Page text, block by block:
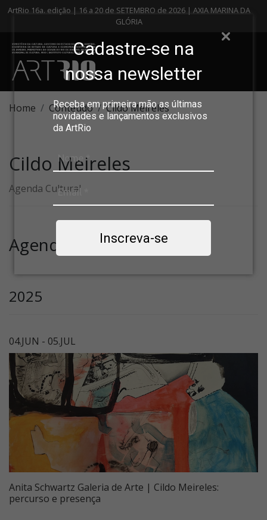
Cadastre-se na
nossa newsletter
Receba em primeira mão as últimas
novidades e lançamentos exclusivos
da ArtRio
Inscreva-se
ArtRio 16a. edição | 16 a 20 de SETEMBRO de 2026 | AXIA MARINA DA
GLÓRIA
Home Conteúdo Cildo Meireles
Cildo Meireles
Agenda Cultural
Agenda Cultural
2025
04.JUN - 05.JUL
Anita Schwartz Galeria de Arte | Cildo Meireles:
percurso e presença